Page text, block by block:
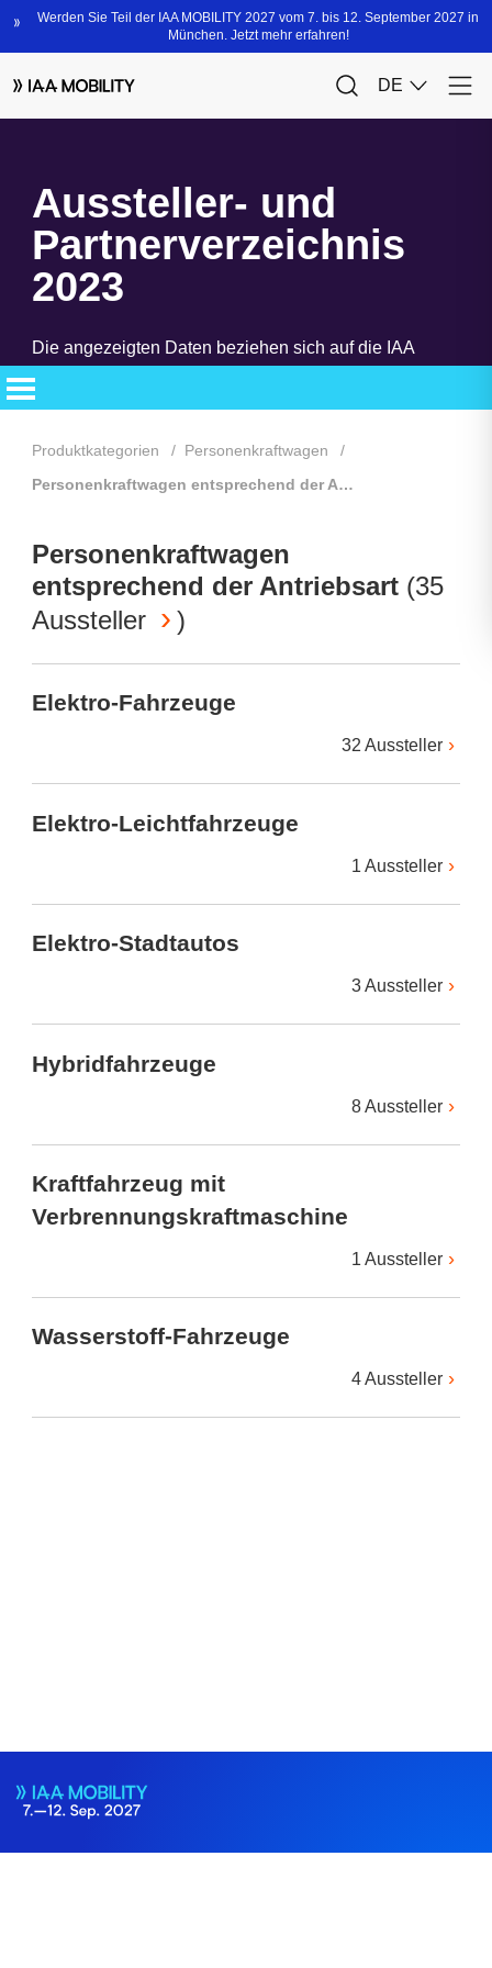
Aussteller- und
Partnerverzeichnis
2023
Die angezeigten Daten beziehen sich auf die IAA
MOBILITY 2023. Das neue Aussteller- und
Partnerverzeichnis steht Ihnen bald zur Verfügung.
Produktkategorien
Personenkraftwagen
Personenkraftwagen entsprechend der Antriebsart
Personenkraftwagen
entsprechend der Antriebsart (35
Aussteller
)
Elektro-Fahrzeuge
32 Aussteller
Elektro-Leichtfahrzeuge
1 Aussteller
Elektro-Stadtautos
3 Aussteller
Hybridfahrzeuge
8 Aussteller
Kraftfahrzeug mit
Verbrennungskraftmaschine
1 Aussteller
Wasserstoff-Fahrzeuge
4 Aussteller